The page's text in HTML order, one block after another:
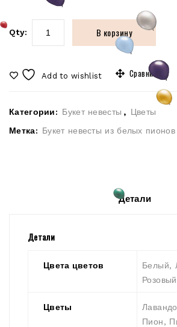
Qty: В корзину
Add to wishlist Сравнить
Категории: Букет невесты , Цветы
Метка: Букет невесты из белых
Детали
Детали
Цвета цветов
Белый,
Розовый
Цветы
Пион,